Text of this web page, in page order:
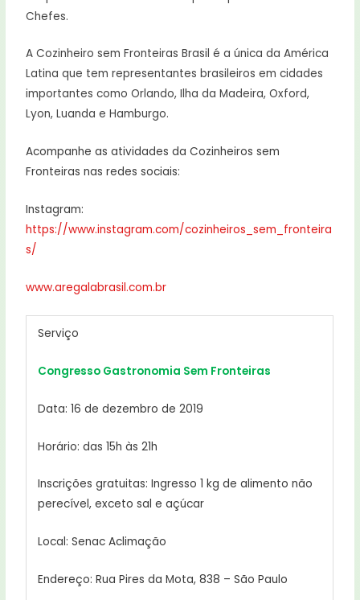
Chefes.
A Cozinheiro sem Fronteiras Brasil é a única da América
Latina que tem representantes brasileiros em cidades
importantes como Orlando, Ilha da Madeira, Oxford,
Lyon, Luanda e Hamburgo.
Acompanhe as atividades da Cozinheiros sem
Fronteiras nas redes sociais:
Instagram:
https://www.instagram.com/cozinheiros_sem_fronteira
s/
www.aregalabrasil.com.br
​Serviço
Congresso Gastronomia Sem Fronteiras
Data: 16 de dezembro de 2019
Horário: das 15h às 21h
Inscrições gratuitas: Ingresso 1 kg de alimento não
perecível, exceto sal e açúcar
Local: Senac Aclimação
Endereço: Rua Pires da Mota, 838 – São Paulo